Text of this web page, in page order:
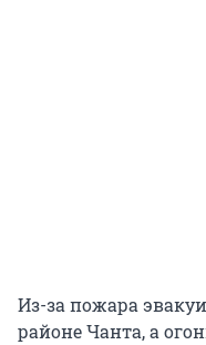
Из-за пожара
районе Чанта, а